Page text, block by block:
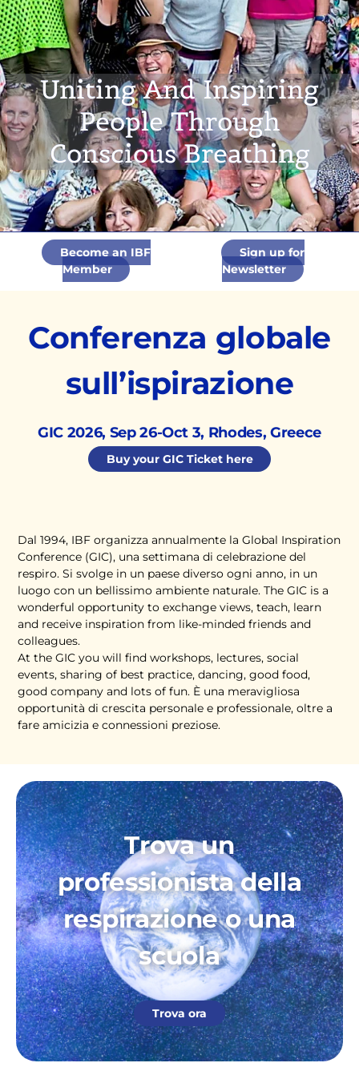
Uniting And Inspiring
People Through
Conscious Breathing
Become an IBF
Member
Sign up for
Newsletter
Conferenza globale
sull’ispirazione
GIC 2026, Sep 26-Oct 3, Rhodes, Greece
Buy your GIC Ticket here
Dal 1994, IBF organizza annualmente la Global Inspiration
Conference (GIC), una settimana di celebrazione del
respiro. Si svolge in un paese diverso ogni anno, in un
luogo con un bellissimo ambiente naturale. The GIC is a
wonderful opportunity to exchange views, teach, learn
and receive inspiration from like-minded friends and
colleagues.
At the GIC you will find workshops, lectures, social
events, sharing of best practice, dancing, good food,
good company and lots of fun. È una meravigliosa
opportunità di crescita personale e professionale, oltre a
fare amicizia e connessioni preziose.
Trova un
professionista della
respirazione o una
scuola
Trova ora